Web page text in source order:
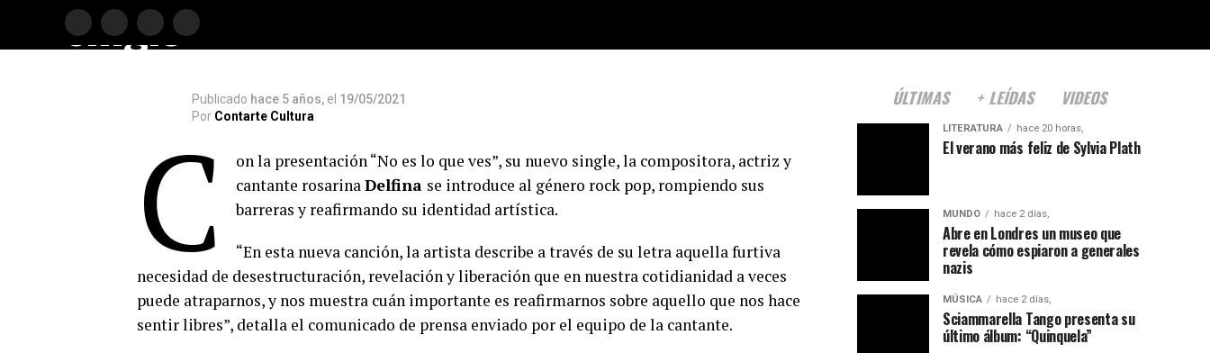
single
Publicado hace 5 años, el 19/05/2021
Por Contarte Cultura
C
on la presentación “No es lo que ves”, su nuevo single, la compositora, actriz y
cantante rosarinaDelfina se introduce al género rock pop, rompiendo sus
barreras y reafirmando su identidad artística.
“En esta nueva canción, la artista describe a través de su letra aquella furtiva
necesidad de desestructuración, revelación y liberación que en nuestra cotidianidad a veces
puede atraparnos, y nos muestra cuán importante es reafirmarnos sobre aquello que nos hace
sentir libres”, detalla el comunicado de prensa enviado por el equipo de la cantante.
ÚLTIMAS + LEÍDAS VIDEOS
LITERATURA hace 20 horas,
El verano más feliz de Sylvia Plath
MUNDO hace 2 días,
Abre en Londres un museo que
revela cómo espiaron a generales
nazis
MÚSICA hace 2 días,
Sciammarella Tango presenta su
último álbum: “Quinquela”